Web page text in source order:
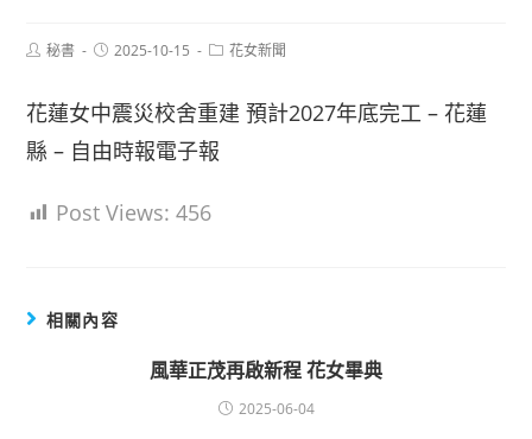
Post秘書
Post2025-10-15
Post花女新聞
花蓮女中震災校舍重建 預計2027年底完工 – 花蓮
縣 – 自由時報電子報
Post Views: 456
相關內容
風華正茂再啟新程 花女畢典
2025-06-04